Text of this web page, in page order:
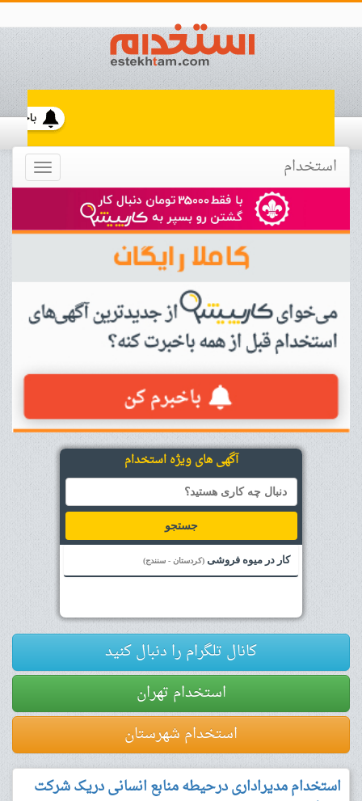
Toggle استخدام
آگهی های ویژه استخدام
جستجو
کار در میوه فروشی (کردستان - سنندج)
کانال تلگرام را دنبال کنید
استخدام تهران
استخدام شهرستان
استخدام مدیراداری درحیطه منابع انسانی دریک شرکت